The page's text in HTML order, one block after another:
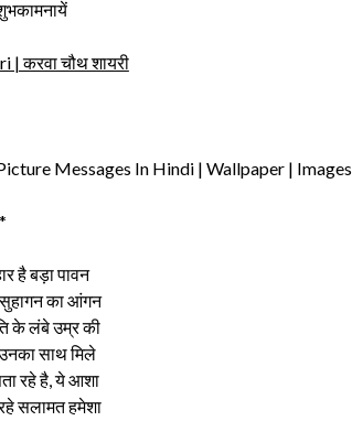
| करवा चौथ शायरी
Messages In Hindi | Wallpaper | Images
है बड़ा पावन
सुहागन का आंगन
के लंबे उम्र की
साथ मिले
रहे है, ये आशा
सलामत हमेशा